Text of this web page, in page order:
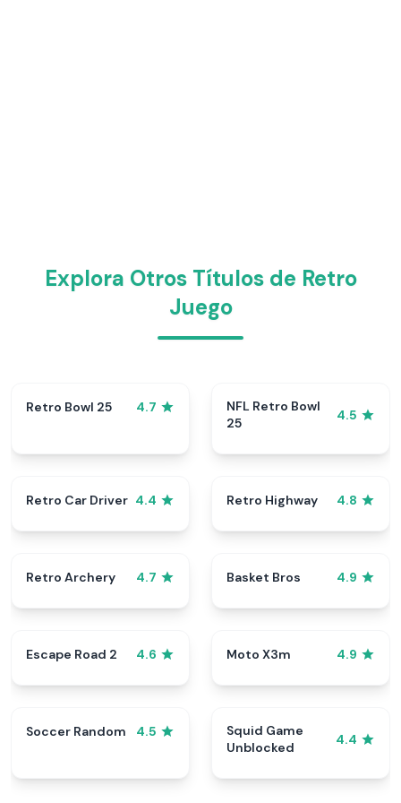
Explora Otros Títulos de Retro
Juego
Retro Bowl 25 4.7
NFL Retro Bowl
25
4.5
Retro Car Driver 4.4 Retro Highway 4.8
Retro Archery 4.7 Basket Bros 4.9
Escape Road 2 4.6 Moto X3m 4.9
Soccer Random 4.5
Squid Game
Unblocked
4.4